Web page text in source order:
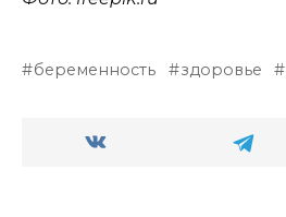
беременность здоровье